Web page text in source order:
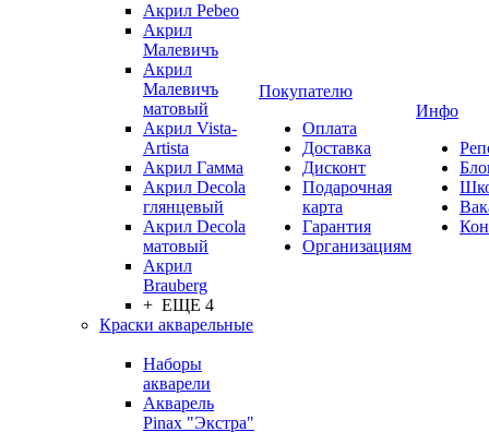
Акрил Pebeo
Акрил
Малевичъ
Акрил
Малевичъ
матовый
Акрил Vista-
Artista
Акрил Гамма
Акрил Decola
глянцевый
Акрил Decola
матовый
Акрил
Brauberg
+ ЕЩЕ 4
Краски акварельные
Наборы
акварели
Акварель
Pinax "Экстра"
Покупателю
Оплата
Доставка
Дисконт
Подарочная
карта
Гарантия
Организациям
Инфо